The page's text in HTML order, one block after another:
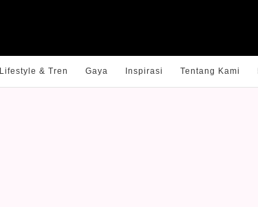
Lifestyle & Tren Gaya Inspirasi Tentang Kami